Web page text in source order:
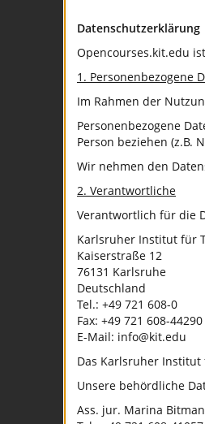
Datenschutzerklärung
Opencourses.kit.edu
1. Personenbezogene
Im Rahmen der
Personenbezogene
Person beziehen (z.B.
Wir nehmen den
2. Verantwortliche
Verantwortlich für die
Karlsruher Institut für
Kaiserstraße 12
76131 Karlsruhe
Deutschland
Tel.: +49 721 608-0
Fax: +49 721 608-44290
E-Mail: info@kit.edu
Das Karlsruher Institut
Unsere behördliche
Ass. jur. Marina